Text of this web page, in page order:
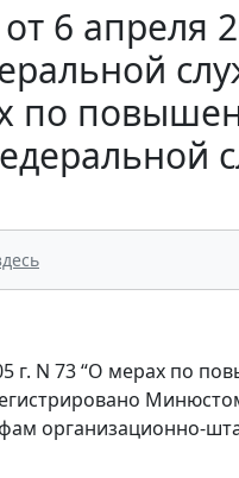
6 апреля
по
г. N 73 “О мерах по
организационно-